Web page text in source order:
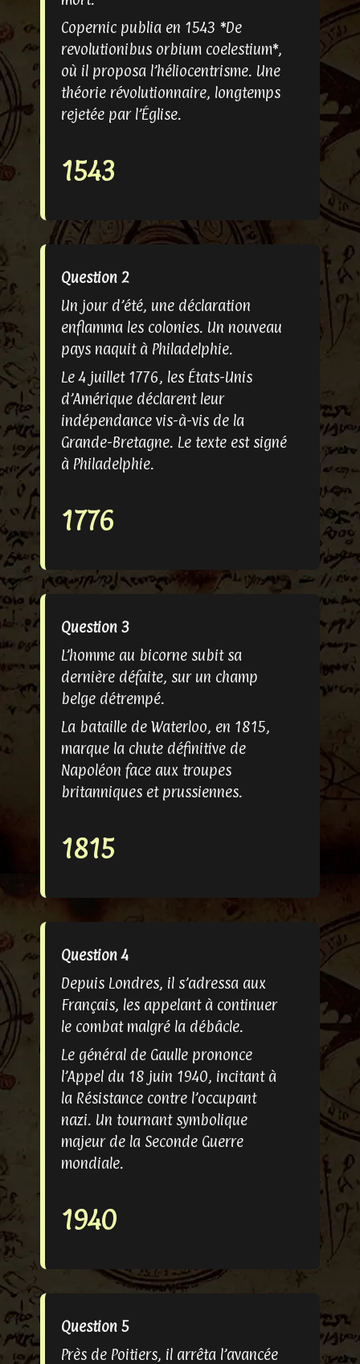
Copernic publia en 1543 *De
revolutionibus orbium coelestium*,
où il proposa l’héliocentrisme. Une
théorie révolutionnaire, longtemps
rejetée par l’Église.
1543
Question 2
Un jour d’été, une déclaration
enflamma les colonies. Un nouveau
pays naquit à Philadelphie.
Le 4 juillet 1776, les États-Unis
d’Amérique déclarent leur
indépendance vis-à-vis de la
Grande-Bretagne. Le texte est signé
à Philadelphie.
1776
Question 3
L’homme au bicorne subit sa
dernière défaite, sur un champ
belge détrempé.
La bataille de Waterloo, en 1815,
marque la chute définitive de
Napoléon face aux troupes
britanniques et prussiennes.
1815
Question 4
Depuis Londres, il s’adressa aux
Français, les appelant à continuer
le combat malgré la débâcle.
Le général de Gaulle prononce
l’Appel du 18 juin 1940, incitant à
la Résistance contre l’occupant
nazi. Un tournant symbolique
majeur de la Seconde Guerre
mondiale.
1940
Question 5
Près de Poitiers, il arrêta l’avancée